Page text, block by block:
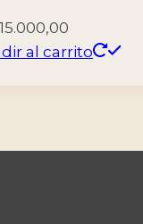
15.000,00
al carrito